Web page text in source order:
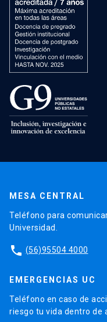
MESA CENTRAL
Teléfono para
Universidad.
phone (56)95504 4000
EMERGENCIAS UC
Teléfono en caso de
riesgo tu vida dentro de